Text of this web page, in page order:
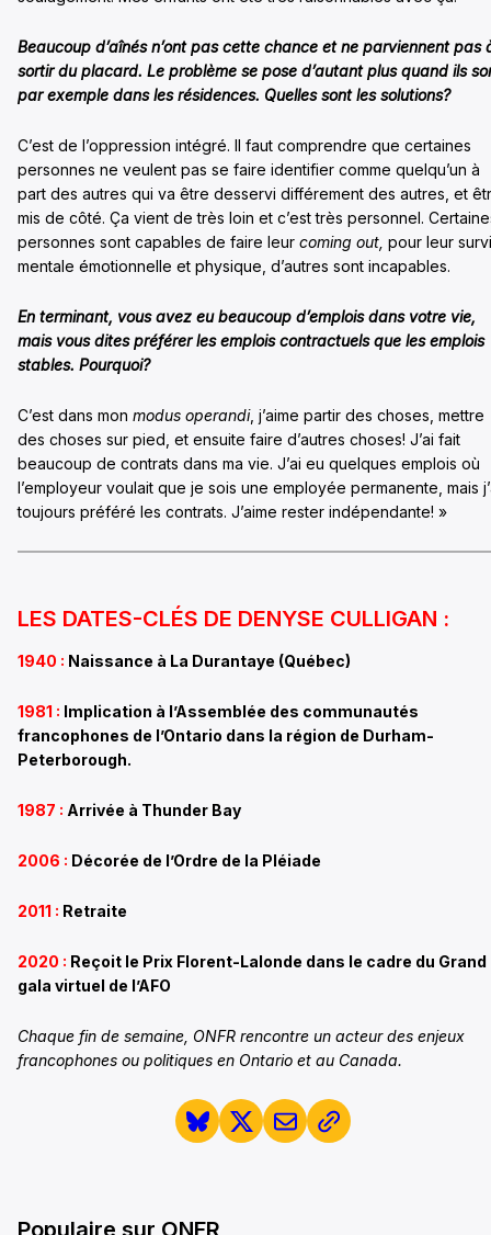
Beaucoup d’aînés n’ont pas cette chance et ne parviennent pas
sortir du placard. Le problème se pose d’autant plus quand ils
par exemple dans les résidences. Quelles sont les solutions?
C’est de l’oppression intégré. Il faut comprendre que certaines
personnes ne veulent pas se faire identifier comme quelqu’un à
part des autres qui va être desservi différement des autres, et
mis de côté. Ça vient de très loin et c’est très personnel.
personnes sont capables de faire leur coming out, pour leur
mentale émotionnelle et physique, d’autres sont incapables.
En terminant, vous avez eu beaucoup d’emplois dans votre vie,
mais vous dites préférer les emplois contractuels que les emplois
stables. Pourquoi?
C’est dans mon modus operandi, j’aime partir des choses, mettre
des choses sur pied, et ensuite faire d’autres choses! J’ai fait
beaucoup de contrats dans ma vie. J’ai eu quelques emplois où
l’employeur voulait que je sois une employée permanente, mais
toujours préféré les contrats. J’aime rester indépendante! »
LES DATES-CLÉS DE DENYSE CULLIGAN :
1940 : Naissance à La Durantaye (Québec)
1981 : Implication à l’Assemblée des communautés
francophones de l’Ontario dans la région de Durham-
Peterborough.
1987 : Arrivée à Thunder Bay
2006 : Décorée de l’Ordre de la Pléiade
2011 : Retraite
2020 : Reçoit le Prix Florent-Lalonde dans le cadre du Grand
gala virtuel de l’AFO
Chaque fin de semaine, ONFR rencontre un acteur des enjeux
francophones ou politiques en Ontario et au Canada.
Populaire sur ONFR